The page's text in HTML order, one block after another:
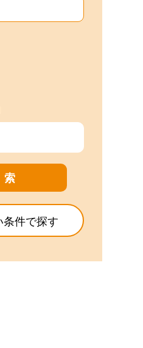
条件で探す